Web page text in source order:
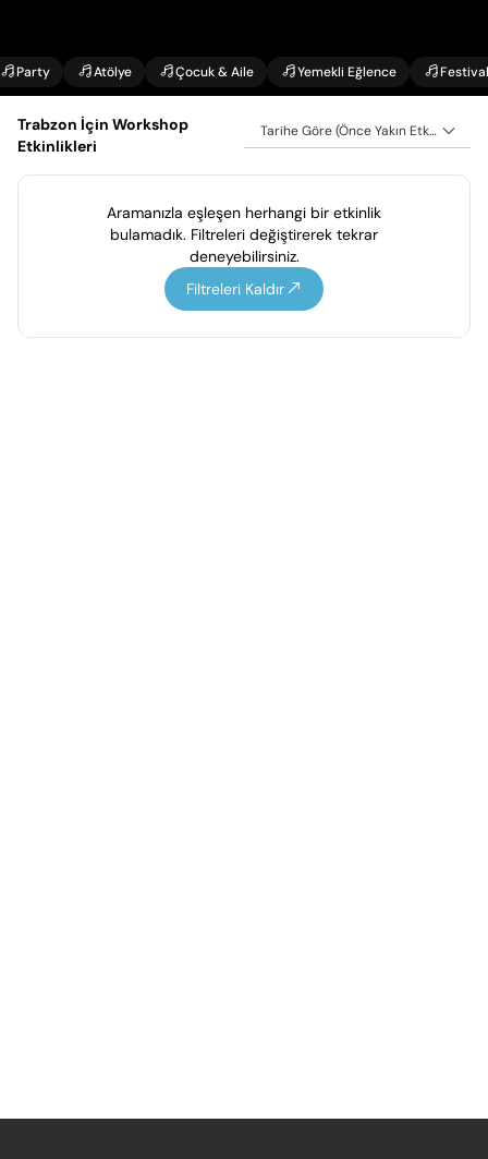
Party Atölye Çocuk & Aile Yemekli Eğlence Festival
Trabzon İçin Workshop
Etkinlikleri
Tarihe Göre (Önce Yakın Etkinlikler)
Aramanızla eşleşen herhangi bir etkinlik
bulamadık. Filtreleri değiştirerek tekrar
deneyebilirsiniz.
Filtreleri Kaldır